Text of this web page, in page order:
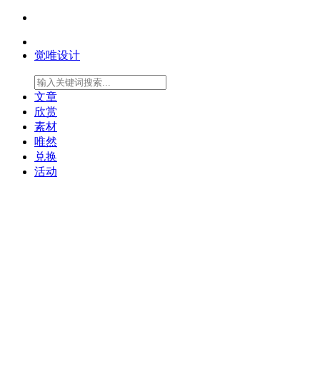
觉唯设计
文章
欣赏
素材
唯然
兑换
活动